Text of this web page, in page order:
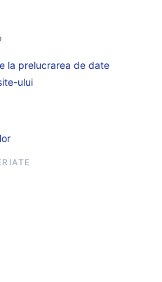
la prelucrarea de date
ului